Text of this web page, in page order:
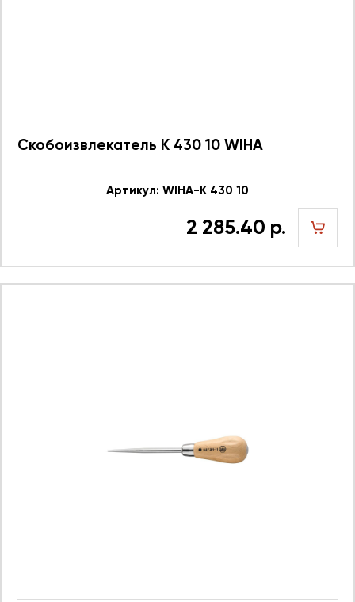
Скобоизвлекатель K 430 10 WIHA
Артикул: WIHA-K 430 10
2 285.40 р.